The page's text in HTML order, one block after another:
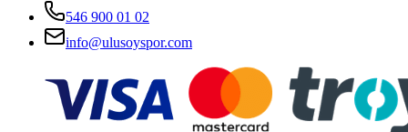
546 900 01 02
info@ulusoyspor.com